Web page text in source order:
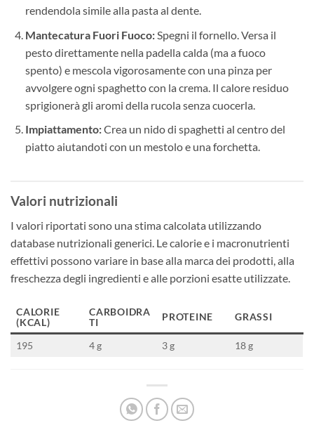
rendendola simile alla pasta al dente.
Mantecatura Fuori Fuoco:Spegni il fornello. Versa il
pesto direttamente nella padella calda (ma a fuoco
spento) e mescola vigorosamente con una pinza per
avvolgere ogni spaghetto con la crema. Il calore residuo
sprigionerà gli aromi della rucola senza cuocerla.
Impiattamento:Crea un nido di spaghetti al centro del
piatto aiutandoti con un mestolo e una forchetta.
Valori nutrizionali
I valori riportati sono una stima calcolata utilizzando
database nutrizionali generici. Le calorie e i macronutrienti
effettivi possono variare in base alla marca dei prodotti, alla
freschezza degli ingredienti e alle porzioni esatte utilizzate.
CALORIE
(KCAL)
CARBOIDRA
TI
PROTEINE GRASSI
195 4 g 3 g 18 g